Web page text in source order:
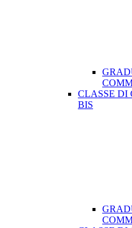
CLASSE DI
BIS